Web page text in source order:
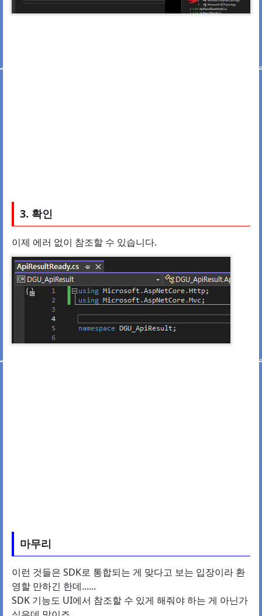
3. 확인
이제 에러 없이 참조할 수 있습니다.
마무리
이런 것들은 SDK로 통합되는 게 맞다고 보는 입장이라 환
영할 만하긴 한데......
SDK 기능도 UI에서 참조할 수 있게 해줘야 하는 게 아닌가